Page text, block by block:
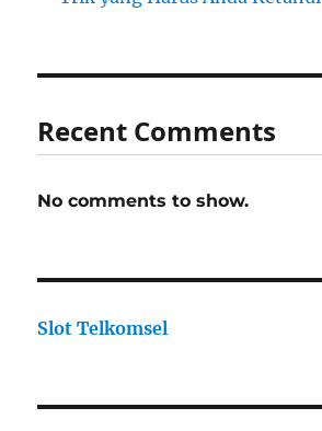
Recent Comments
No comments to show.
Slot Telkomsel